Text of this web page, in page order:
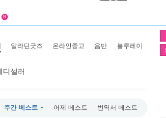
N
알라딘굿즈 온라인중고 음반 블루레이
디셀러
주간 베스트 어제 베스트 번역서 베스트